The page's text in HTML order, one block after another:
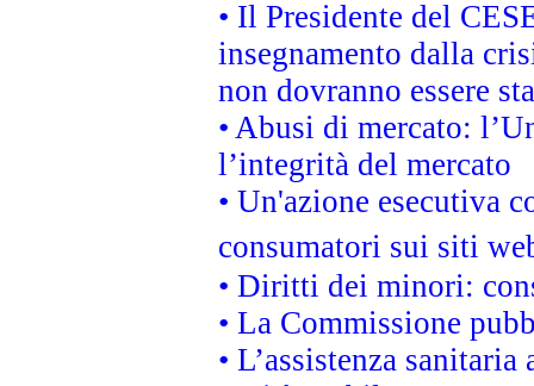
• Il Presidente del
insegnamento dalla
non dovranno essere
• Abusi di mercato:
l’integrità del mercato
• Un'azione esecutiva
consumatori sui siti
• Diritti dei minori:
• La Commissione
• L’assistenza